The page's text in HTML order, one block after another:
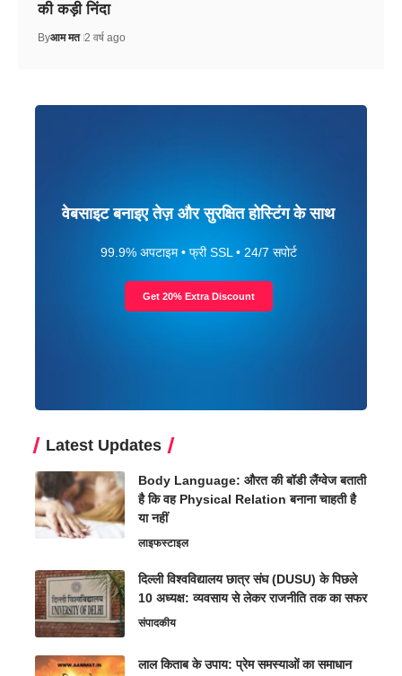
की कड़ी निंदा
Byआम मत 2 वर्ष ago
वेबसाइट बनाइए तेज़ और सुरक्षित होस्टिंग के साथ
99.9% अपटाइम • फ्री SSL • 24/7 सपोर्ट
Get 20% Extra Discount
Latest Updates
Body Language: औरत की बॉडी लैंग्वेज बताती
है कि वह Physical Relation बनाना चाहती है
या नहीं
लाइफस्टाइल
दिल्ली विश्वविद्यालय छात्र संघ (DUSU) के पिछले
10 अध्यक्ष: व्यवसाय से लेकर राजनीति तक का सफर
संपादकीय
लाल किताब के उपाय: प्रेम समस्याओं का समाधान